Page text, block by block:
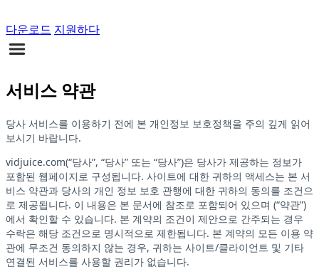
다운로드 지원하다
서비스 약관
당사 서비스를 이용하기 전에 본 개인정보 보호정책을 주의 깊게 읽어
보시기 바랍니다.
vidjuice.com(“당사”, “당사” 또는 “당사”)은 당사가 제공하는 정보가
포함된 웹페이지로 구성됩니다. 사이트에 대한 귀하의 액세스는 본 서
비스 약관과 당사의 개인 정보 보호 관행에 대한 귀하의 동의를 조건으
로 제공됩니다. 이 내용은 본 문서에 참조로 포함되어 있으며 (“약관”)
에서 확인할 수 있습니다. 본 계약의 조건이 제안으로 간주되는 경우
수락은 해당 조건으로 명시적으로 제한됩니다. 본 계약의 모든 이용 약
관에 무조건 동의하지 않는 경우, 귀하는 사이트/클라이언트 및 기타
연결된 서비스를 사용할 권리가 없습니다.